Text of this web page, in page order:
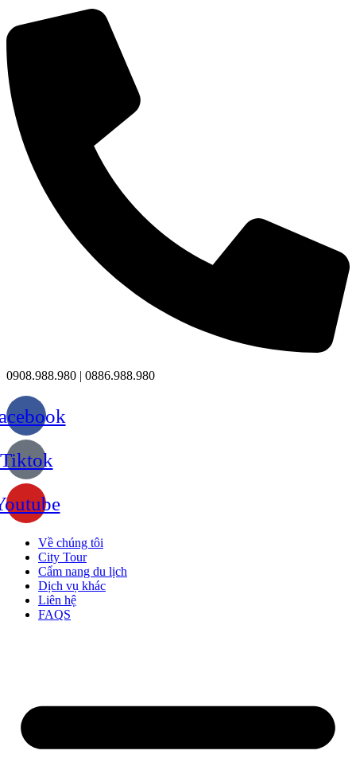
0908.988.980 | 0886.988.980
Tiktok
Về chúng tôi
City Tour
Cẩm nang du lịch
Dịch vụ khác
Liên hệ
FAQS